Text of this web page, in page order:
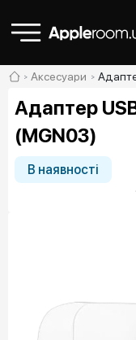
Аксесуари
Адаптер
(MGN03)
В наявності